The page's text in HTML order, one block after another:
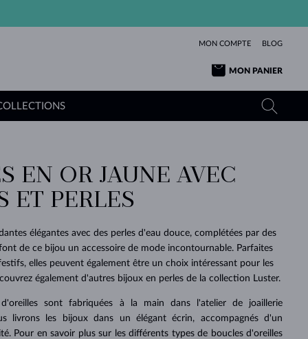
MON COMPTE BLOG
MON PANIER
DE SES
RÊVES
DÉCOUVRIR
L'AMOUR
DÉCOUVRIR
OR JAUNE
OR ROSE
BEAUTÉ
PURE
DÉCOUVRIR
TANZANITES
TOPAZES
TOURMALINES
MOLDAVITES
POUR BÉBÉS
OR BLANC
PLUS
BELLES
DÉCOUVRIR
TOURMALINES
MOLDAVITES
MINÉRAUX
PENDENTIFS EN PERLES
OR BLANC
OR ROSE
PENDENTIFS
DÉCOUVRIR
INTEMPORELS
DÉCOUVRIR
DES
PERLES
SAPHIRS
ÉMERAUDES
MOLDAVITES
MINÉRAUX
MARIAGE
OR BLANC
AUTHENTIQUES
DÉCOUVRIR
BEAUTÉ
DÉCOUVRIR
EXCEPTIONNELLES
DÉCOUVRIR
EN OR JAUNE AVEC
ET PERLES
élégantes avec des perles d'eau douce, complétées par des
de ce bijou un accessoire de mode incontournable. Parfaites
elles peuvent également être un choix intéressant pour les
également d'autres bijoux en perles de la collection Luster.
d'oreilles sont fabriquées à la main dans l'atelier de joaillerie
livrons les bijoux dans un élégant écrin, accompagnés d'un
Pour en savoir plus sur les différents types de boucles d'oreilles